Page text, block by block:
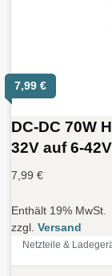
7,99 €
DC-DC 70W
32V auf 6-
7,99 €
Enthält 19% MwSt.
zzgl. Versand
Netzteile &